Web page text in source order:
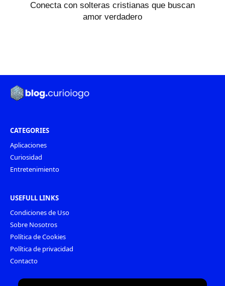
Conecta con solteras cristianas que buscan
amor verdadero
CATEGORIES
Aplicaciones
Curiosidad
Entretenimiento
USEFULL LINKS
Condiciones de Uso
Sobre Nosotros
Política de Cookies
Política de privacidad
Contacto